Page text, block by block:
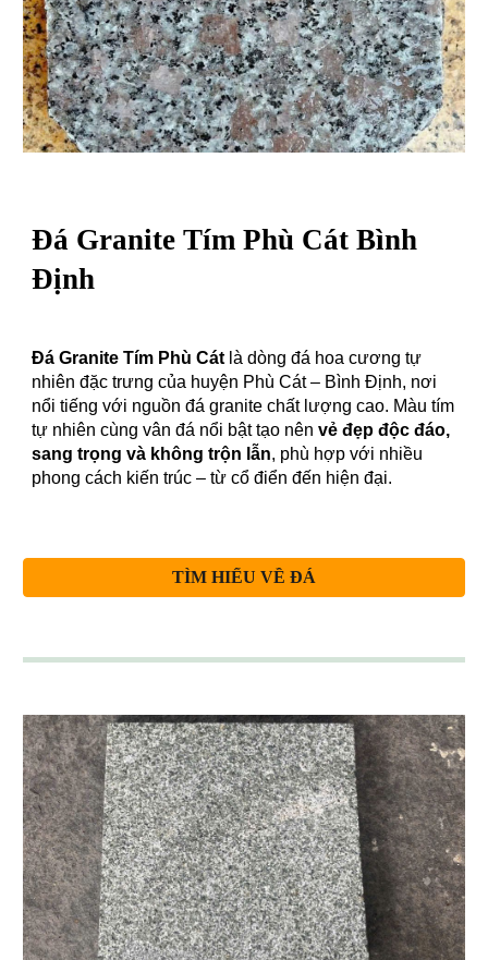
Đá Granite Tím Phù Cát Bình
Định
Đá Granite Tím Phù Cát là dòng đá hoa cương tự
nhiên đặc trưng của huyện Phù Cát – Bình Định, nơi
nổi tiếng với nguồn đá granite chất lượng cao. Màu tím
tự nhiên cùng vân đá nổi bật tạo nênvẻ đẹp độc đáo,
sang trọng và không trộn lẫn, phù hợp với nhiều
phong cách kiến trúc – từ cổ điển đến hiện đại.
TÌM HIỂU VỀ ĐÁ